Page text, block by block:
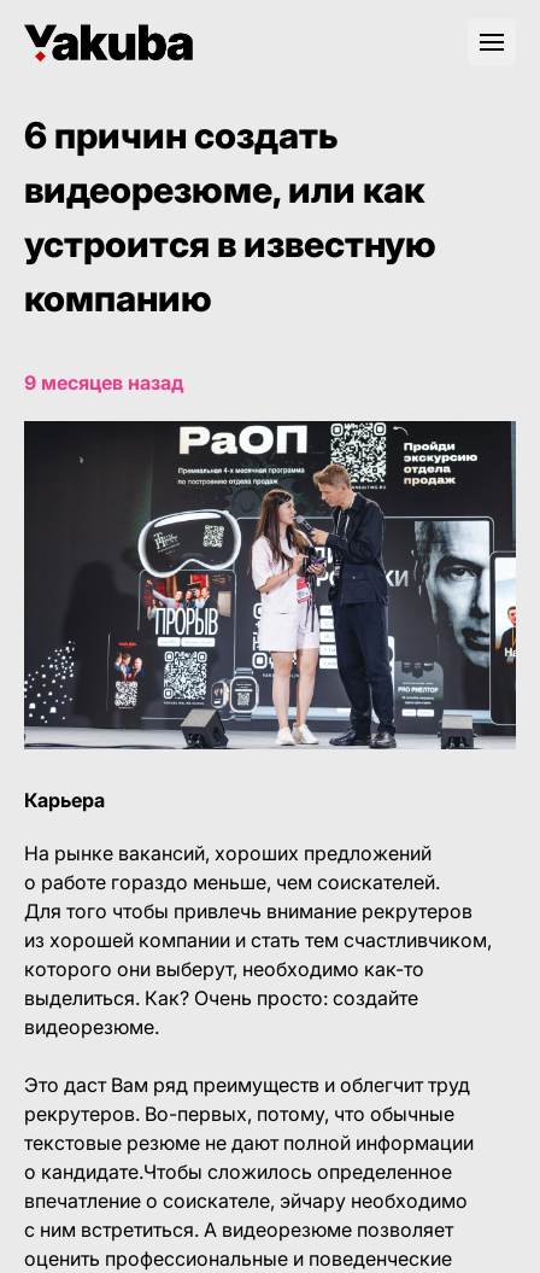
6 причин создать
видеорезюме, или как
устроится в известную
компанию
9 месяцев назад
Карьера
На рынке вакансий, хороших предложений
о работе гораздо меньше, чем соискателей.
Для того чтобы привлечь внимание рекрутеров
из хорошей компании и стать тем счастливчиком,
которого они выберут, необходимо как-то
выделиться. Как? Очень просто: создайте
видеорезюме.
Это даст Вам ряд преимуществ и облегчит труд
рекрутеров. Во-первых, потому, что обычные
текстовые резюме не дают полной информации
о кандидате.Чтобы сложилось определенное
впечатление о соискателе, эйчару необходимо
с ним встретиться. А видеорезюме позволяет
оценить профессиональные и поведенческие